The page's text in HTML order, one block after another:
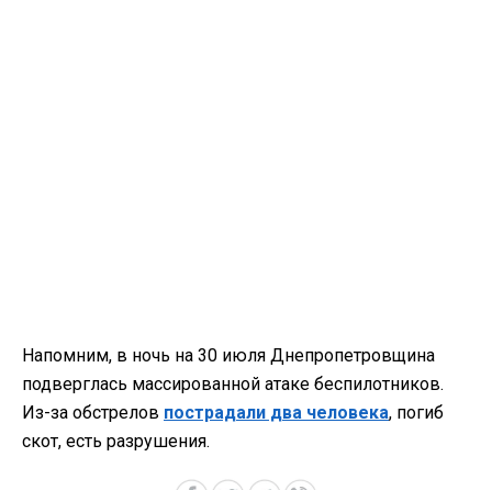
Напомним, в ночь на 30 июля Днепропетровщина
подверглась массированной атаке беспилотников.
Из-за обстрелов пострадали два человека, погиб
скот, есть разрушения.